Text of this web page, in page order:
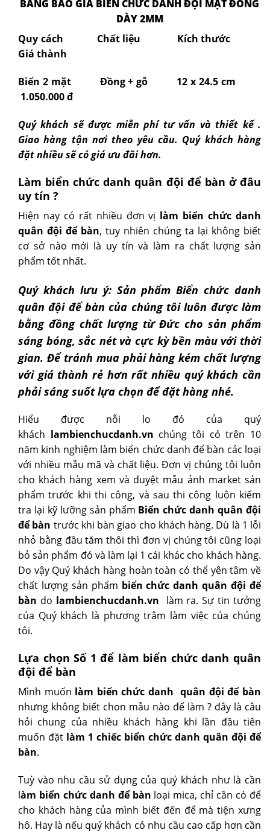
BẢNG BÁO GIÁ BIỂN CHỨC DANH ĐỘI MẶT ĐỒNG
DÀY 2MM
Quy cách Chất liệu Kích thước
Giá thành
Biển 2 mặt Đồng + gỗ 12 x 24.5 cm
1.050.000 đ
Quý khách sẽ được miễn phí tư vấn và thiết kế .
Giao hàng tận nơi theo yêu cầu. Quý khách hàng
đặt nhiều sẽ có giá ưu đãi hơn.
Làm biển chức danh quân đội để bàn ở đâu
uy tín ?
Hiện nay có rất nhiều đơn vị làm biển chức danh
quân đội để bàn, tuy nhiên chúng ta lại không biết
cơ sở nào mới là uy tín và làm ra chất lượng sản
phẩm tốt nhất.
Quý khách lưu ý: Sản phẩm Biển chức danh
quân đội để bàn của chúng tôi luôn được làm
bằng đồng chất lượng từ Đức cho sản phẩm
sáng bóng, sắc nét và cực kỳ bền màu với thời
gian. Để tránh mua phải hàng kém chất lượng
với giá thành rẻ hơn rất nhiều quý khách cần
phải sáng suốt lựa chọn để đặt hàng nhé.
Hiểu được nỗi lo đó của quý
khách lambienchucdanh.vn chúng tôi có trên 10
năm kinh nghiệm làm biển chức danh để bàn các loại
với nhiều mẫu mã và chất liệu. Đơn vị chúng tôi luôn
cho khách hàng xem và duyệt mẫu ảnh market sản
phẩm trước khi thi công, và sau thi công luôn kiểm
tra lại kỹ lưỡng sản phẩm Biển chức danh quân đội
để bàn trước khi bàn giao cho khách hàng. Dù là 1 lỗi
nhỏ bằng đầu tăm thôi thì đơn vị chúng tôi cũng loại
bỏ sản phẩm đó và làm lại 1 cái khác cho khách hàng.
Do vậy Quý khách hàng hoàn toàn có thể yên tâm về
chất lượng sản phẩm biển chức danh quân đội để
bàn do lambienchucdanh.vn làm ra. Sự tin tưởng
của Quý khách là phương trâm làm việc của chúng
tôi.
Lựa chọn Số 1 để làm biển chức danh quân
đội để bàn
Mình muốn làm biển chức danh quân đội để bàn
nhưng không biết chon mẫu nào để làm ? đây là câu
hỏi chung của nhiều khách hàng khi lần đầu tiên
muốn đặt làm 1 chiếc biển chức danh quân đội để
bàn.
Tuỳ vào nhu cầu sử dụng của quý khách như là cần
làm biển chức danh để bàn loại mica, chỉ cần có để
cho khách hàng của mình biết đến để mà tiện xưng
hô. Hay là nếu quý khách có nhu cầu cao cấp hơn cần